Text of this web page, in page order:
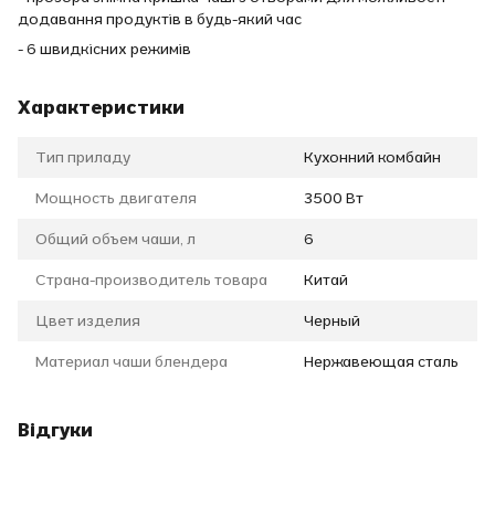
додавання продуктів в будь-який час
- 6 швидкісних режимів
Характеристики
Тип приладу Кухонний комбайн
Мощность двигателя 3500 Вт
Общий объем чаши, л 6
Страна-производитель товара Китай
Цвет изделия Черный
Материал чаши блендера Нержавеющая сталь
Відгуки